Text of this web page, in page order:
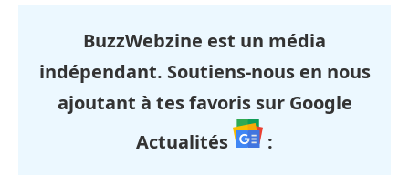
BuzzWebzine est un média
indépendant. Soutiens-nous en nous
ajoutant à tes favoris sur Google
Actualités
: